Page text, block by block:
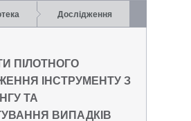
Дослідження
моніторингу та
випадків порушення прав
ПІЛОТНОГО
ІНСТРУМЕНТУ З
ТА
ВИПАДКІВ